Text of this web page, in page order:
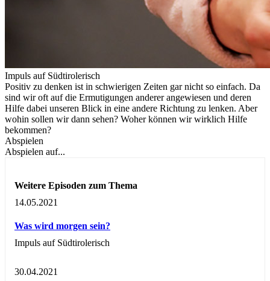
Impuls auf Südtirolerisch
Positiv zu denken ist in schwierigen Zeiten gar nicht so einfach. Da
sind wir oft auf die Ermutigungen anderer angewiesen und deren
Hilfe dabei unseren Blick in eine andere Richtung zu lenken. Aber
wohin sollen wir dann sehen? Woher können wir wirklich Hilfe
bekommen?
Abspielen
Abspielen auf...
Weitere Episoden zum Thema
14.05.2021
Was wird morgen sein?
Impuls auf Südtirolerisch
30.04.2021